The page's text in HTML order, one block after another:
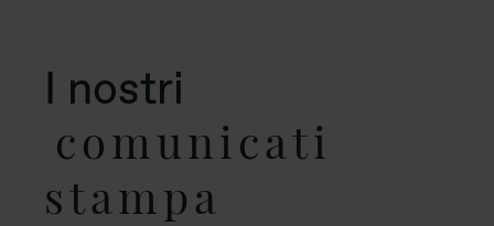
I nostri
comunicati
stampa